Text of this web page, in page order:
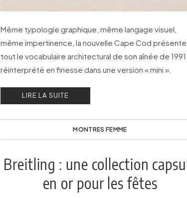
Même typologie graphique, même langage visuel,
même impertinence, la nouvelle Cape Cod présente
tout le vocabulaire architectural de son aînée de 1991
réinterprété en finesse dans une version « mini ».
LIRE LA SUITE
MONTRES FEMME
Breitling : une collection
en or pour les fêtes